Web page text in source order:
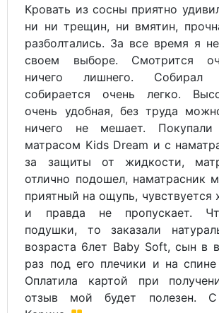
Кровать из сосны приятно
ни ни трещин, ни вмятин,
разболтались. За все время я
своем выборе. Смотрится
ничего лишнего.
собирается очень легко.
очень удобная, без труда
ничего не мешает.
матрасом Kids Dream и с
за защиты от жидкости,
отлично подошел, наматрасник
приятный на ощупь, чувствуется
и правда не пропускает.
подушки, то заказали
возраста 6лет Baby Soft, сын в
раз под его плечики и на
Оплатила картой при
отзыв мой будет полезен. С